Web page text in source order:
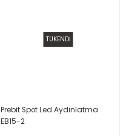
TÜKENDİ
Prebit Spot Led Aydınlatma
EB15-2